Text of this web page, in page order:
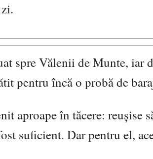
spreVălenii de Munte, iar
pentru încă o probă de
aproape în tăcere: reușise
suficient. Dar pentru el,